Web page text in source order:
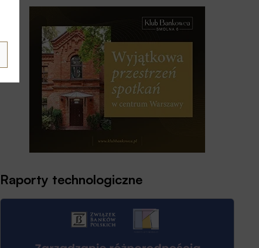
Raporty technologiczne